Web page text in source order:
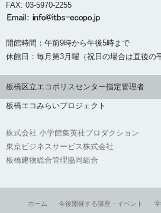
FAX: 03-5970-2255
開館時間：午前9時から午後5時まで
休館日：毎月第3月曜（祝日の場合は直後の
板橋区立エコポリスセンター指定管理者
板橋エコみらいプロジェクト
株式会社 小学館集英社プロダクション
東京ビジネスサービス株式会社
板橋建物総合管理協同組合
ホーム 今後開催する講座・イベント